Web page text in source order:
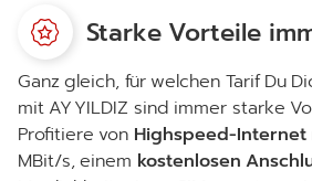
Starke Vorteile
Ganz gleich, für welchen Tarif Du
mit AY YILDIZ sind immer starke
Profitiere von Highspeed-Internet
MBit/s, einem kostenlosen